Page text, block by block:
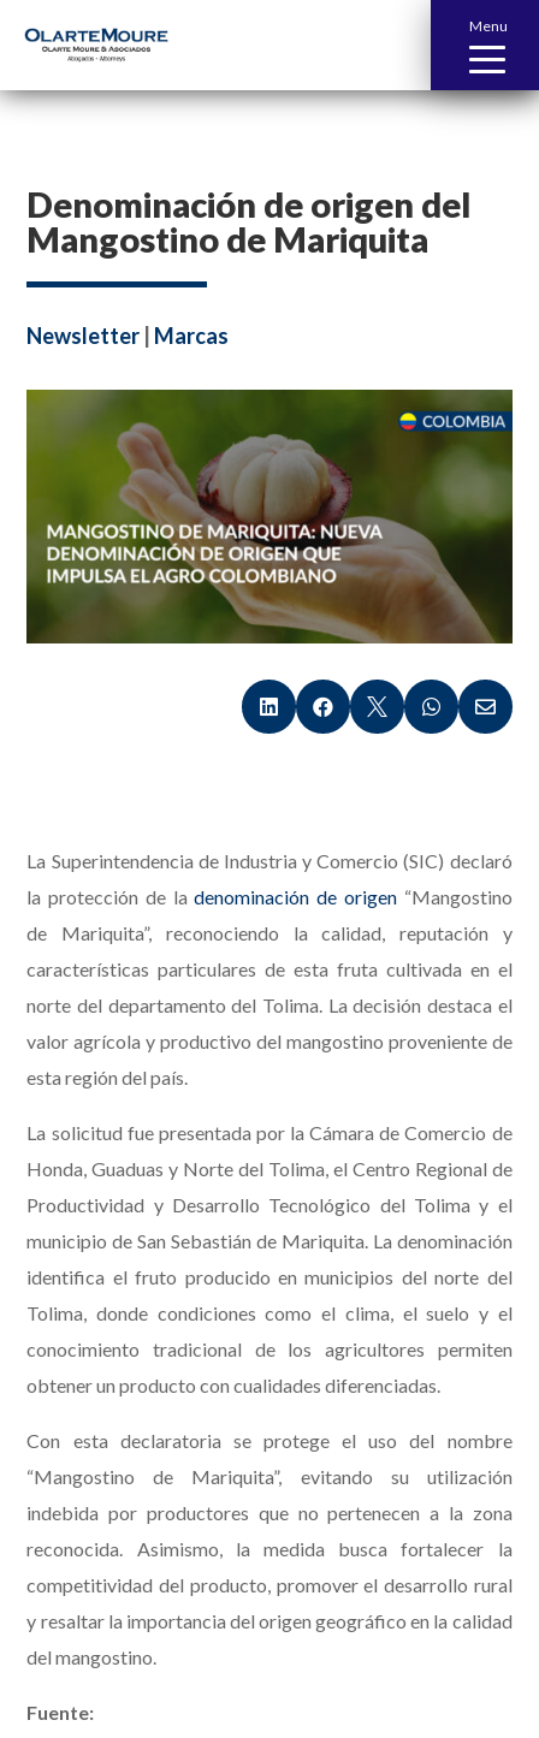
Menu
Denominación de origen del
Mangostino de Mariquita
Newsletter Marcas
    
La Superintendencia de Industria y Comercio (SIC) declaró
la protección de ladenominación de origen“Mangostino
de Mariquita”, reconociendo la calidad, reputación y
características particulares de esta fruta cultivada en el
norte del departamento del Tolima. La decisión destaca el
valor agrícola y productivo del mangostino proveniente de
esta región del país.
La solicitud fue presentada por la Cámara de Comercio de
Honda, Guaduas y Norte del Tolima, el Centro Regional de
Productividad y Desarrollo Tecnológico del Tolima y el
municipio de San Sebastián de Mariquita. La denominación
identifica el fruto producido en municipios del norte del
Tolima, donde condiciones como el clima, el suelo y el
conocimiento tradicional de los agricultores permiten
obtener un producto con cualidades diferenciadas.
Con esta declaratoria se protege el uso del nombre
“Mangostino de Mariquita”, evitando su utilización
indebida por productores que no pertenecen a la zona
reconocida. Asimismo, la medida busca fortalecer la
competitividad del producto, promover el desarrollo rural
y resaltar la importancia del origen geográfico en la calidad
del mangostino.
Fuente: